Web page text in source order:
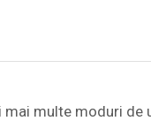
multe moduri de